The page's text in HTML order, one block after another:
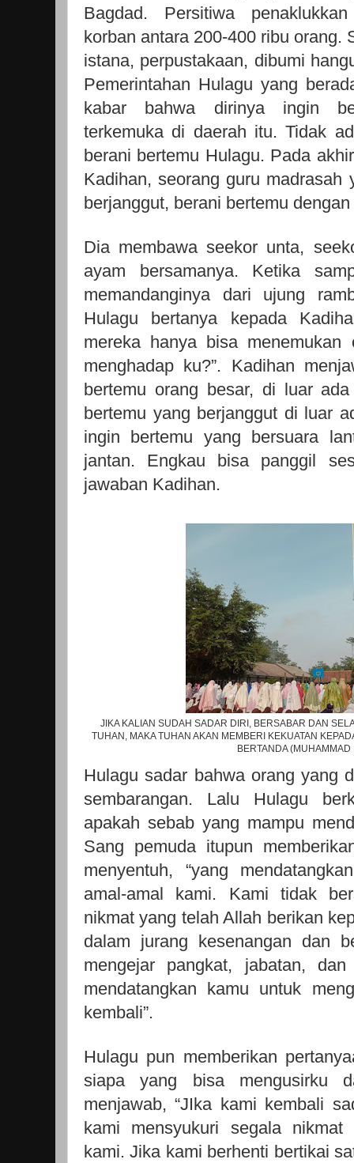
Bagdad. Persitiwa
korban antara 200-400 ribu orang.
istana, perpustakaan, dibumi
Pemerintahan Hulagu yang
kabar bahwa dirinya ingin
terkemuka di daerah itu. Tidak
berani bertemu Hulagu. Pada
Kadihan, seorang guru madrasah
berjanggut, berani bertemu
Dia membawa seekor unta,
ayam bersamanya. Ketika
memandanginya dari ujung
Hulagu bertanya kepada
mereka hanya bisa
menghadap ku?”. Kadihan
bertemu orang besar, di luar
bertemu yang berjanggut di luar
ingin bertemu yang bersuara
jantan. Engkau bisa panggil
jawaban Kadihan.
JIKA KALIAN SUDAH SADAR DIRI, BERSABAR DAN
TUHAN, MAKA TUHAN AKAN MEMBERI KEKUATAN
BERTANDA (MUHAMMAD
Hulagu sadar bahwa orang yang
sembarangan. Lalu Hulagu
apakah sebab yang mampu
Sang pemuda itupun
menyentuh, “yang
amal-amal kami. Kami tidak
nikmat yang telah Allah berikan
dalam jurang kesenangan dan
mengejar pangkat, jabatan,
mendatangkan kamu untuk
kembali”.
Hulagu pun memberikan
siapa yang bisa mengusirku
menjawab, “JIka kami kembali
kami mensyukuri segala
kami. Jika kami berhenti bertikai